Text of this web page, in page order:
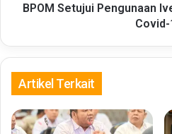
BPOM Setujui Pengunaan
Covid-
Artikel Terkait